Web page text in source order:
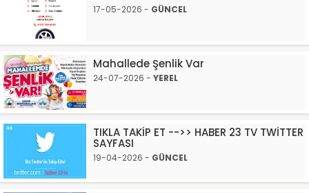
17-05-2026 - GÜNCEL
Mahallede Şenlik Var
24-07-2026 - YEREL
TIKLA TAKİP ET -->> HABER 23 TV TWİTTER
SAYFASI
19-04-2026 - GÜNCEL